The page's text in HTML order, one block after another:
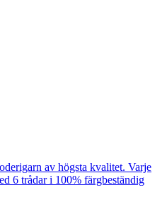
av högsta kvalitet. Varje
6 trådar i 100% färgbeständig